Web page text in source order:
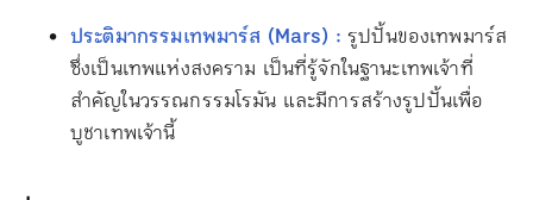
ประติมากรรมเทพมาร์ส (Mars) : รูปปั้นของเทพมาร์ส
ซึ่งเป็นเทพแห่งสงคราม เป็นที่รู้จักในฐานะเทพเจ้าที่
สำคัญในวรรณกรรมโรมัน และมีการสร้างรูปปั้นเพื่อ
บูชาเทพเจ้านี้